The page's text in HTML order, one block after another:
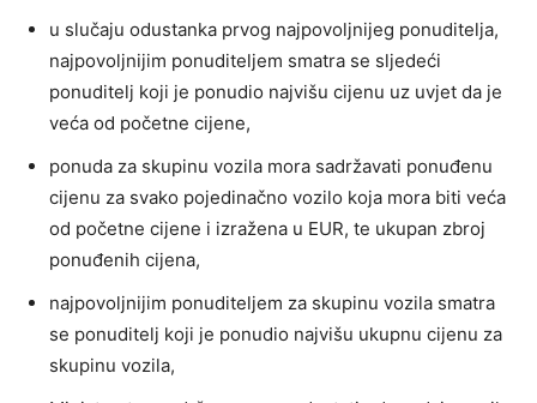
u slučaju odustanka prvog najpovoljnijeg ponuditelja,
najpovoljnijim ponuditeljem smatra se sljedeći
ponuditelj koji je ponudio najvišu cijenu uz uvjet da je
veća od početne cijene,
ponuda za skupinu vozila mora sadržavati ponuđenu
cijenu za svako pojedinačno vozilo koja mora biti veća
od početne cijene i izražena u EUR, te ukupan zbroj
ponuđenih cijena,
najpovoljnijim ponuditeljem za skupinu vozila smatra
se ponuditelj koji je ponudio najvišu ukupnu cijenu za
skupinu vozila,